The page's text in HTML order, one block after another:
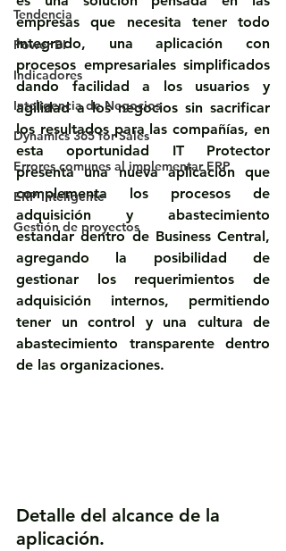
Tendencia
Power BI
Indicadores
Inteligencia de Negocios
Dynamics 365 for Sales
Errores comunes al implementar ERP
ERP Inteligente
Gestión de proyectos
empresas que necesita tener todo
integrado, una aplicación con
procesos empresariales simplificados
dando facilidad a los usuarios y
agilidad a los negocios sin sacrificar
los resultados para las compañías, en
esta oportunidad IT Protector
presenta una nueva aplicación que
complementa los procesos de
adquisición y abastecimiento
estandar dentro de Business Central,
agregando la posibilidad de
gestionar los requerimientos de
adquisición internos, permitiendo
tener un control y una cultura de
abastecimiento transparente dentro
de las organizaciones.
Detalle del alcance de la
aplicación.